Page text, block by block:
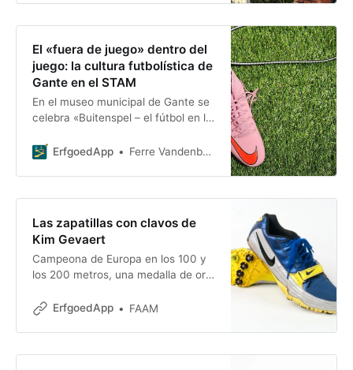
quedó totalmente...
El «fuera de juego» dentro del
juego: la cultura futbolística de
Gante en el STAM
En el museo municipal de Gante se
celebra «Buitenspel – el fútbol en la
que te lleva a recorrer la larga y
ciudad. Y no se trata solo de mirar:
con la ErfgoedApp también
«Binnenspel». Nosotros ya nos
hemos puesto la equipación
ErfgoedApp Ferre Vandenbussche
Las zapatillas con clavos de
Kim Gevaert
Campeona de Europa en los 100 y
los 200 metros, una medalla de oro
Juegos Olímpicos de 2008 y nada
ha acumulado un palmarés
ErfgoedApp FAAM